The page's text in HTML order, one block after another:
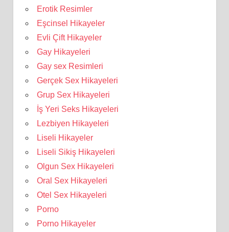
Erotik Resimler
Eşcinsel Hikayeler
Evli Çift Hikayeler
Gay Hikayeleri
Gay sex Resimleri
Gerçek Sex Hikayeleri
Grup Sex Hikayeleri
İş Yeri Seks Hikayeleri
Lezbiyen Hikayeleri
Liseli Hikayeler
Liseli Sikiş Hikayeleri
Olgun Sex Hikayeleri
Oral Sex Hikayeleri
Otel Sex Hikayeleri
Porno
Porno Hikayeler